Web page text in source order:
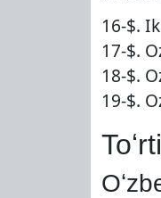
16-$.
17-$.
18-$.
19-$.